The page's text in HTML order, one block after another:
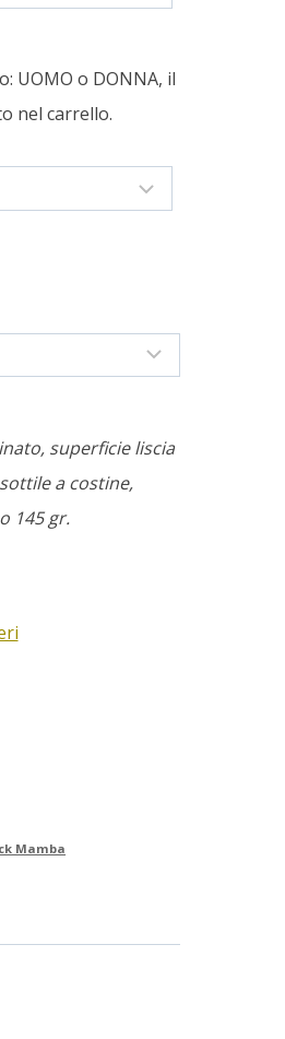
UOMO o DONNA, il
nel carrello.
superficie liscia
a costine,
145 gr.
Mamba